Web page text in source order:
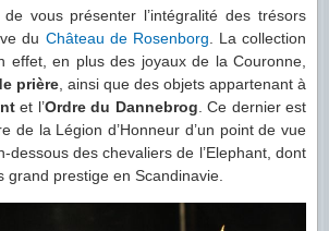
vous présenter l’intégralité des trésors
du Château de Rosenborg . La collection
effet, en plus des joyaux de la Couronne,
prière , ainsi que des objets appartenant à
et l’Ordre du Dannebrog . Ce dernier est
de la Légion d’Honneur d’un point de vue
dessous des chevaliers de l’Elephant, dont
grand prestige en Scandinavie.